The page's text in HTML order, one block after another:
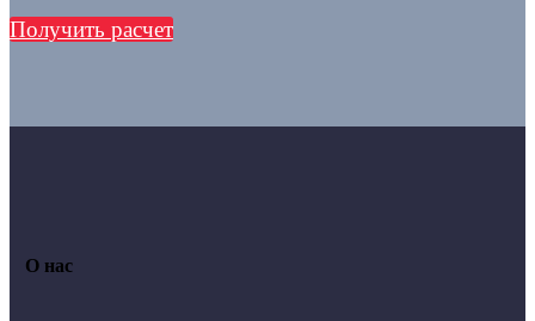
Получить расчет
О нас